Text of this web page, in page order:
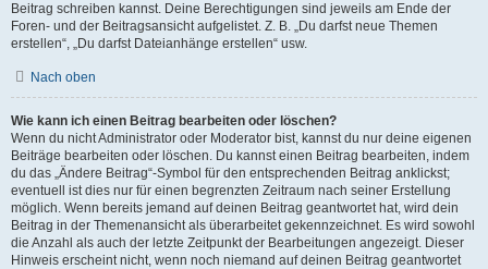
Beitrag schreiben kannst. Deine Berechtigungen sind jeweils am Ende der
Foren- und der Beitragsansicht aufgelistet. Z. B. „Du darfst neue Themen
erstellen“, „Du darfst Dateianhänge erstellen“ usw.
Nach oben
Wie kann ich einen Beitrag bearbeiten oder löschen?
Wenn du nicht Administrator oder Moderator bist, kannst du nur deine eigenen
Beiträge bearbeiten oder löschen. Du kannst einen Beitrag bearbeiten, indem
du das „Ändere Beitrag“-Symbol für den entsprechenden Beitrag anklickst;
eventuell ist dies nur für einen begrenzten Zeitraum nach seiner Erstellung
möglich. Wenn bereits jemand auf deinen Beitrag geantwortet hat, wird dein
Beitrag in der Themenansicht als überarbeitet gekennzeichnet. Es wird sowohl
die Anzahl als auch der letzte Zeitpunkt der Bearbeitungen angezeigt. Dieser
Hinweis erscheint nicht, wenn noch niemand auf deinen Beitrag geantwortet